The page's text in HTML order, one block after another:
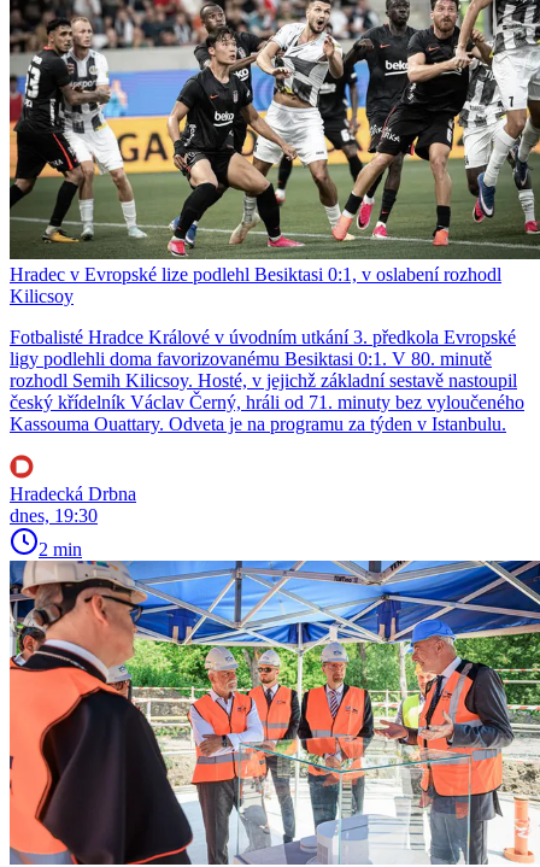
Hradec v Evropské lize podlehl Besiktasi 0:1, v oslabení rozhodl
Kilicsoy
Fotbalisté Hradce Králové v úvodním utkání 3. předkola Evropské
ligy podlehli doma favorizovanému Besiktasi 0:1. V 80. minutě
rozhodl Semih Kilicsoy. Hosté, v jejichž základní sestavě nastoupil
český křídelník Václav Černý, hráli od 71. minuty bez vyloučeného
Kassouma Ouattary. Odveta je na programu za týden v Istanbulu.
Hradecká Drbna
dnes, 19:30
2 min